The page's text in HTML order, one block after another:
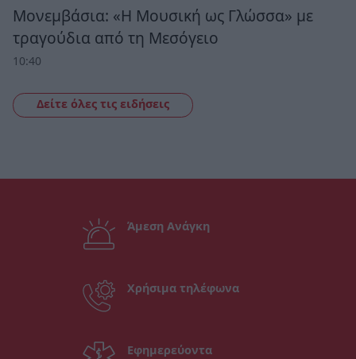
Μονεμβάσια: «Η Μουσική ως Γλώσσα» με
τραγούδια από τη Μεσόγειο
10:40
Δείτε όλες τις ειδήσεις
Άμεση Ανάγκη
Χρήσιμα τηλέφωνα
Εφημερεύοντα